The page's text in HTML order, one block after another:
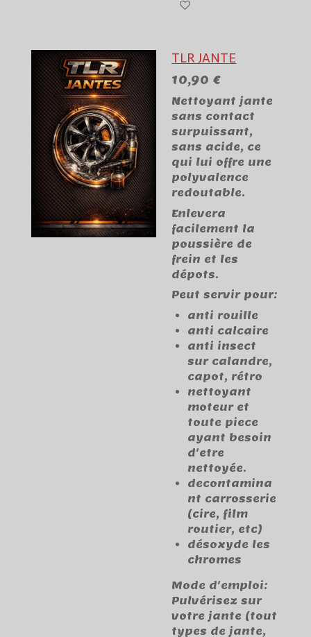
TLR JANTE
10,90 €
Nettoyant jante
sans contact
surpuissant,
sans acide, ce
qui lui offre une
polyvalence
redoutable.
Enlevera
facilement la
poussière de
frein et les
dépots.
Peut servir pour:
anti rouille
anti calcaire
anti insect
sur calandre,
capot, rétro
nettoyant
moteur et
toute piece
ayant besoin
d'etre
nettoyée.
decontamina
nt carrosserie
(cire, film
routier, etc)
désoxyde les
chromes
Mode d'emploi:
Pulvérisez sur
votre jante (tout
types de jante,